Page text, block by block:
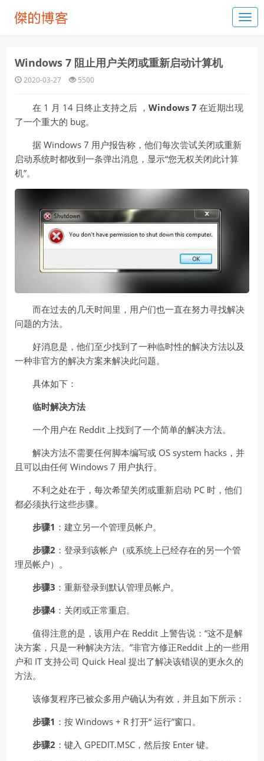
Windows 7 阻止用户关闭或重新启动计算机
2020-03-27 5500
在 1 月 14 日终止支持之后 ， Windows 7 在近期出现
了一个重大的 bug。
据 Windows 7 用户报告称，他们每次尝试关闭或重新
启动系统时都收到一条弹出消息，显示“您无权关闭此计算
机”。
而在过去的几天时间里，用户们也一直在努力寻找解决
问题的方法。
好消息是，他们至少找到了一种临时性的解决方法以及
一种非官方的解决方案来解决此问题。
具体如下：
临时解决方法
一个用户在 Reddit 上找到了一个简单的解决方法。
解决方法不需要任何脚本编写或 OS system hacks，并
且可以由任何 Windows 7 用户执行。
不利之处在于，每次希望关闭或重新启动 PC 时，他们
都必须执行这些步骤。
步骤1 ：建立另一个管理员帐户。
步骤2 ：登录到该帐户（或系统上已经存在的另一个管
理员帐户）。
步骤3 ：重新登录到默认管理员帐户。
步骤4 ：关闭或正常重启。
值得注意的是，该用户在 Reddit 上警告说：“这不是解
决方案，只是一种解决方法。”非官方修正Reddit 上的一些用
户和 IT 支持公司 Quick Heal 提出了解决该错误的更永久的
方法。
该修复程序已被众多用户确认为有效，并且如下所示：
步骤1 ：按 Windows + R 打开“ 运行”窗口。
步骤2 ：键入 GPEDIT.MSC，然后按 Enter 键。